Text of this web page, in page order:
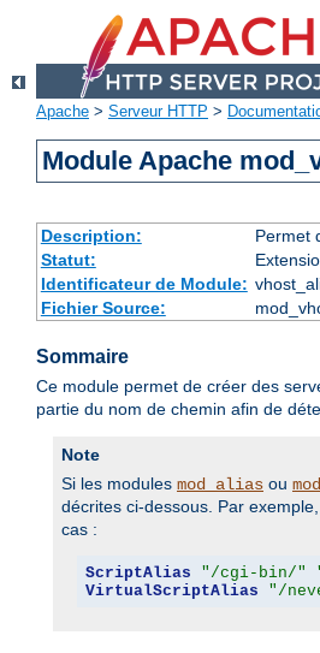
Apache > Serveur HTTP >
Module Apache
Description:
Permet
Statut:
Identificateur de Module:
Fichier Source:
Sommaire
Ce module permet de créer des
partie du nom de chemin afin de
Note
Si les modules mod_alias ou
décrites ci-dessous. Par
cas :
ScriptAlias "/cgi-bin/"
VirtualScriptAlias
"/